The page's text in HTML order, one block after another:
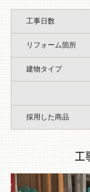
工事日数
リフォーム箇所
建物タイプ
採用した商品
工